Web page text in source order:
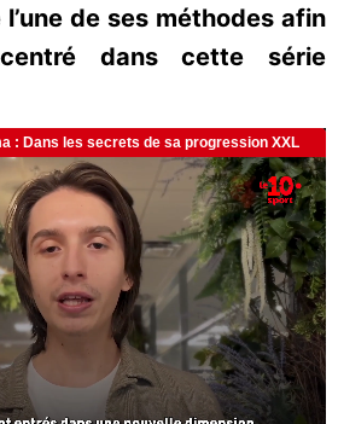
de ses méthodes afin
dans cette série